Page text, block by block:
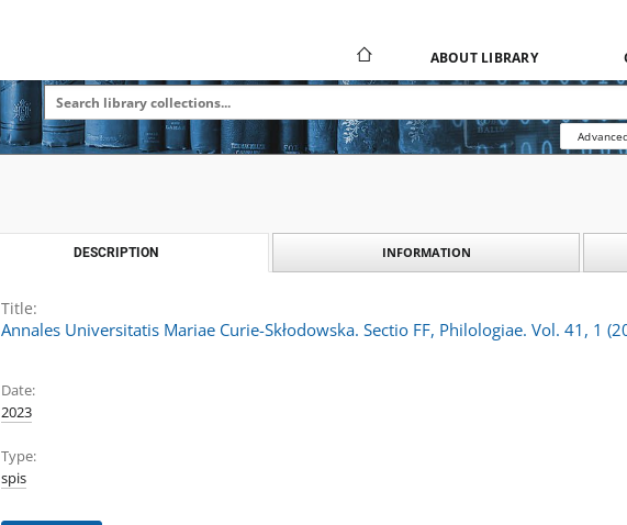
ABOUT LIBRARY
DESCRIPTION INFORMATION
Title:
Annales Universitatis Mariae Curie-Skłodowska. Sectio FF, Philologiae. Vol. 41, 1
Date:
2023
Type:
spis